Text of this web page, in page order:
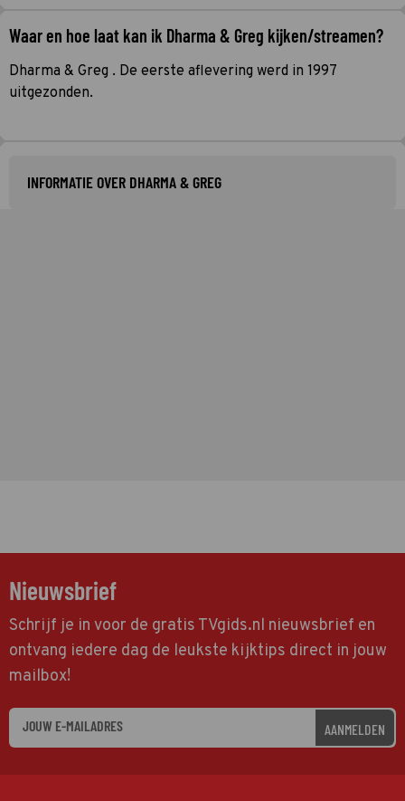
Waar en hoe laat kan ik Dharma & Greg kijken/streamen?
Dharma & Greg . De eerste aflevering werd in 1997
uitgezonden.
INFORMATIE OVER DHARMA & GREG
Nieuwsbrief
Schrijf je in voor de gratis TVgids.nl nieuwsbrief en
ontvang iedere dag de leukste kijktips direct in jouw
mailbox!
AANMELDEN